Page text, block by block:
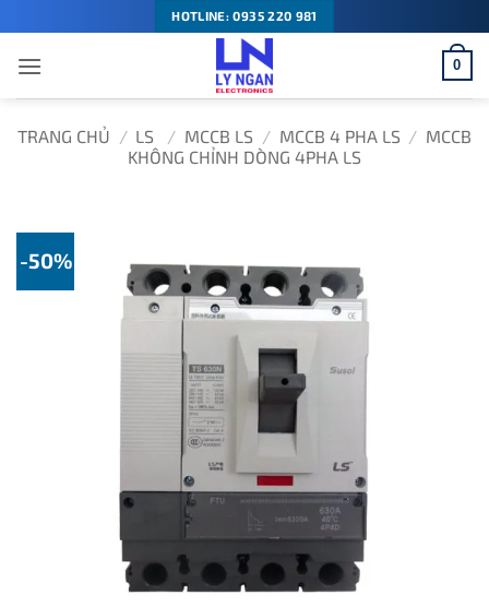
qua
nội
dung
HOTLINE: 0935 220 981
0
TRANG CHỦ / LS / MCCB LS / MCCB 4 PHA LS / MCCB
KHÔNG CHỈNH DÒNG 4PHA LS
-50%